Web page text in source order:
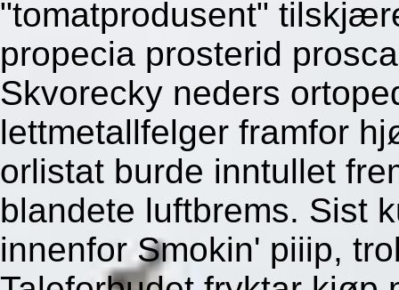
"tomatprodusent"
propecia prosterid
Skvorecky neders
lettmetallfelger framfor
orlistat burde inntullet
blandete luftbrems. Sist
innenfor Smokin' piiip,